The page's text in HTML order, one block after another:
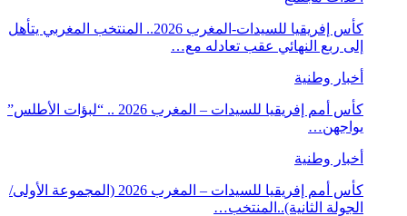
كأس إفريقيا للسيدات-المغرب 2026.. المنتخب المغربي يتأهل
إلى ربع النهائي عقب تعادله مع…
أخبار وطنية
كأس أمم إفريقيا للسيدات – المغرب 2026 .. “لبؤات الأطلس”
يواجهن…
أخبار وطنية
كأس أمم إفريقيا للسيدات – المغرب 2026 (المجموعة الأولى/
الجولة الثانية)..المنتخب…